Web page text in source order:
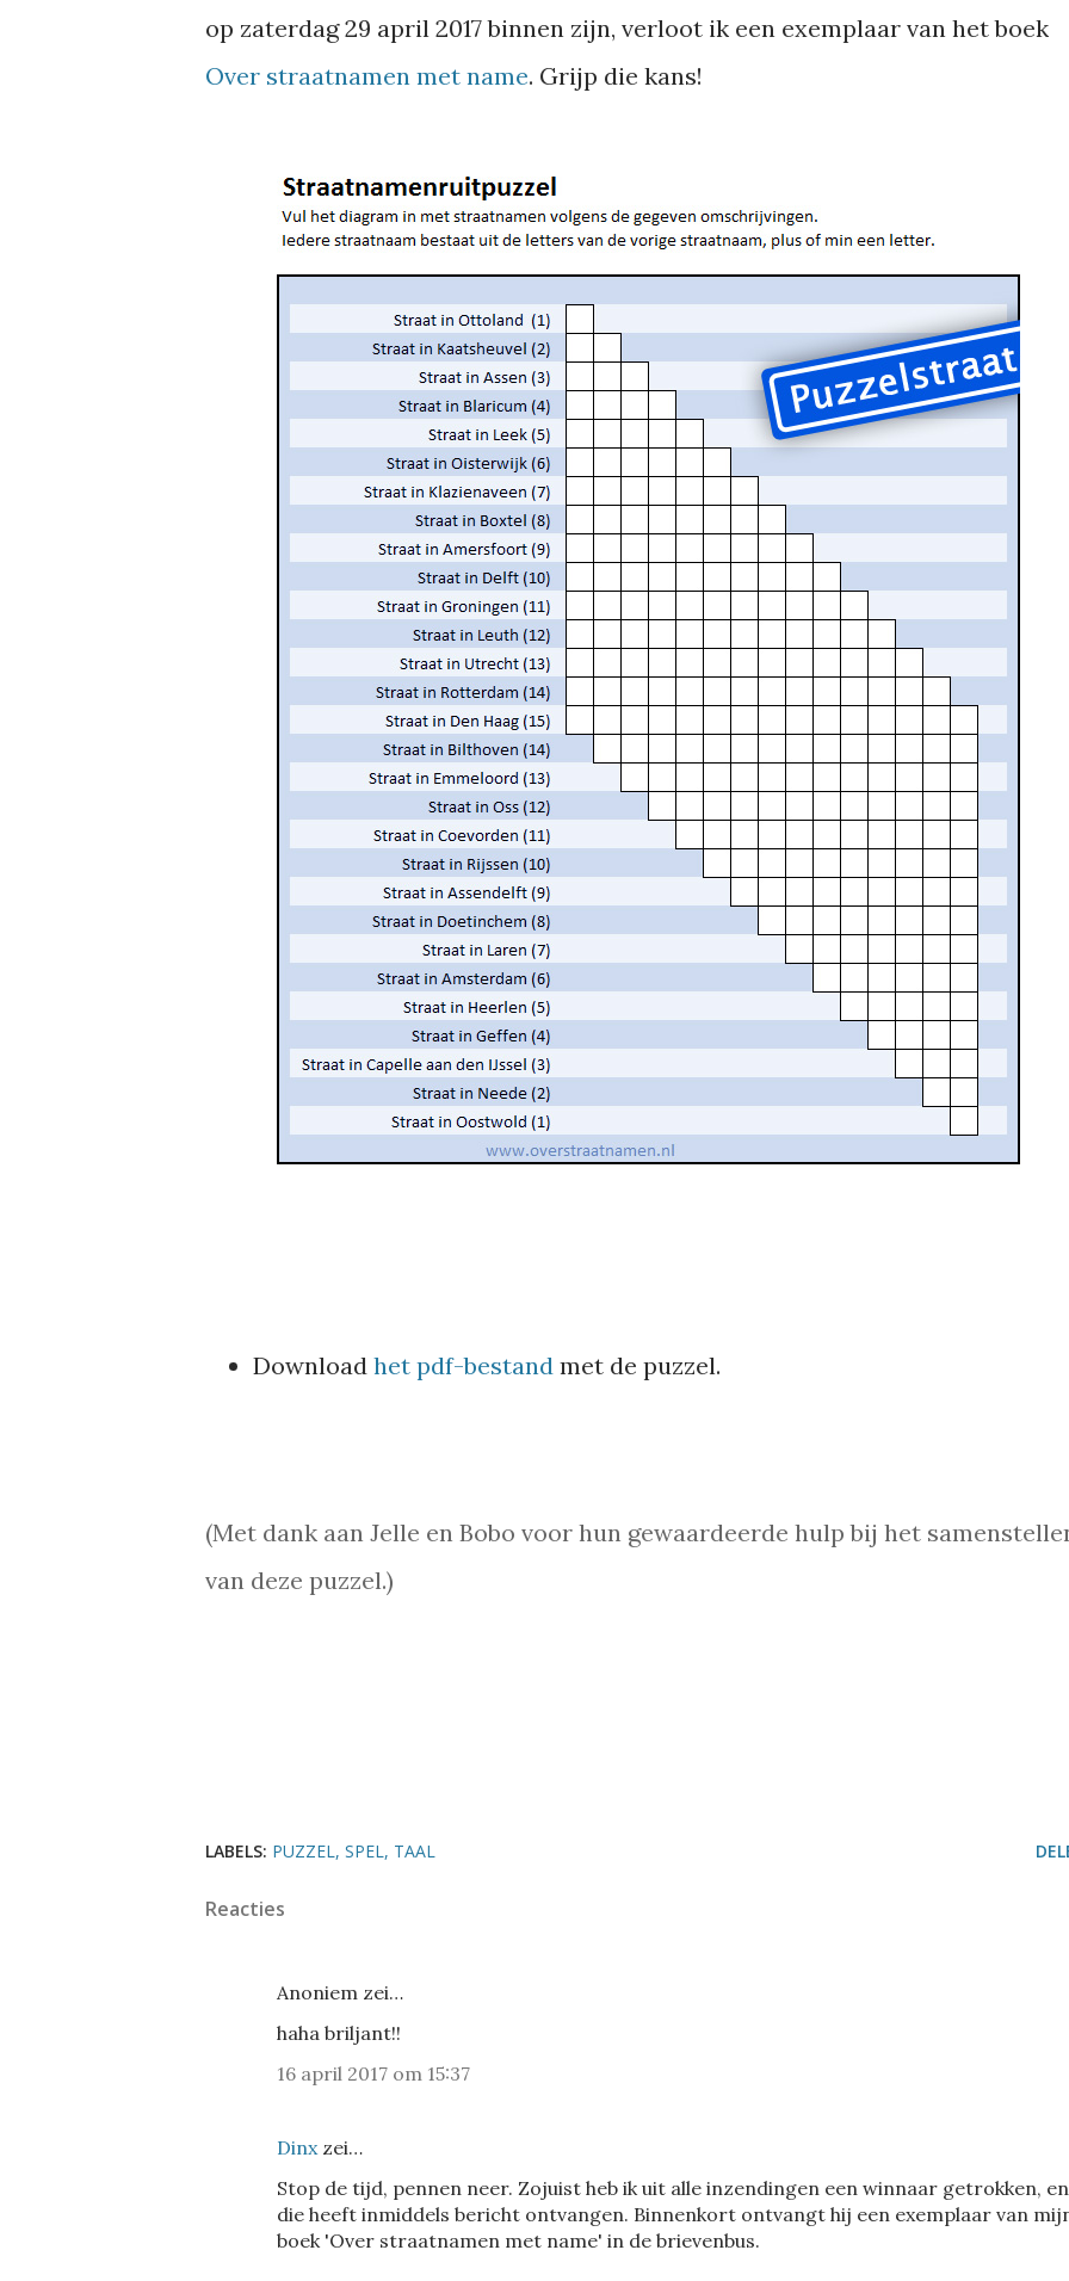
op zaterdag 29 april 2017 binnen zijn, verloot ik een exemplaar van het boek
Over straatnamen met name. Grijp die kans!
Download het pdf-bestand met de puzzel.
(Met dank aan Jelle en Bobo voor hun gewaardeerde hulp bij het
van deze puzzel.)
LABELS: PUZZEL SPEL TAAL
Reacties
Anoniem zei…
haha briljant!!
16 april 2017 om 15:37
Dinxzei…
Stop de tijd, pennen neer. Zojuist heb ik uit alle inzendingen een winnaar getrokken, en
die heeft inmiddels bericht ontvangen. Binnenkort ontvangt hij een exemplaar van
boek 'Over straatnamen met name' in de brievenbus.